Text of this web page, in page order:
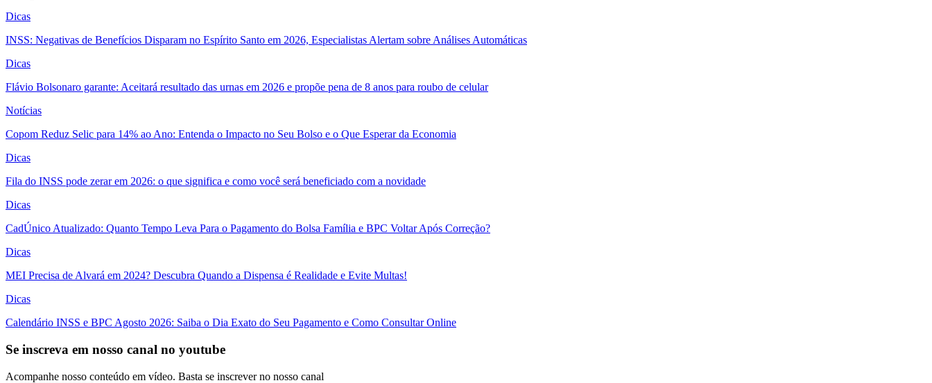
Dicas
INSS: Negativas de Benefícios Disparam no Espírito Santo em 2026, Especialistas Alertam sobre Análises Automáticas
Dicas
Flávio Bolsonaro garante: Aceitará resultado das urnas em 2026 e propõe pena de 8 anos para roubo de celular
Notícias
Copom Reduz Selic para 14% ao Ano: Entenda o Impacto no Seu Bolso e o Que Esperar da Economia
Dicas
Fila do INSS pode zerar em 2026: o que significa e como você será beneficiado com a novidade
Dicas
CadÚnico Atualizado: Quanto Tempo Leva Para o Pagamento do Bolsa Família e BPC Voltar Após Correção?
Dicas
MEI Precisa de Alvará em 2024? Descubra Quando a Dispensa é Realidade e Evite Multas!
Dicas
Calendário INSS e BPC Agosto 2026: Saiba o Dia Exato do Seu Pagamento e Como Consultar Online
Se inscreva em nosso canal no youtube
Acompanhe nosso conteúdo em vídeo. Basta se inscrever no nosso canal